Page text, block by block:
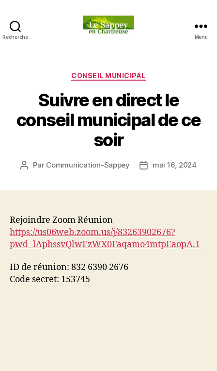
Recherche
en
Chartreuse
Menu
Catégories
CONSEIL MUNICIPAL
Suivre en direct le
conseil municipal de ce
soir
Auteur
Par Communication-Sappey
Datemai 16, 2024
Rejoindre Zoom Réunion
https://us06web.zoom.us/j/83263902676?
pwd=lApbssvQlwFzWX0Faqamo4mtpEaopA.1
ID de réunion: 832 6390 2676
Code secret: 153745